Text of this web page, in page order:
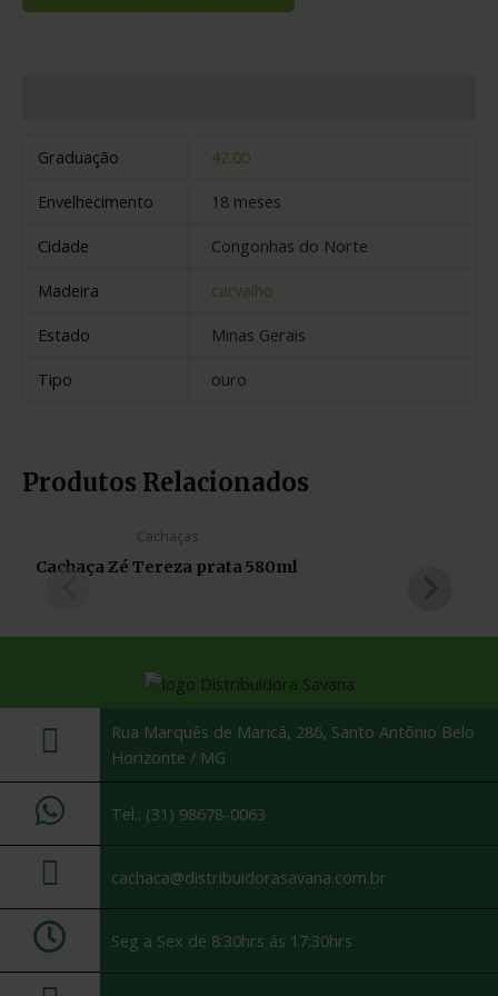
Graduação
42.00
Envelhecimento
18 meses
Cidade
Congonhas do Norte
Madeira
carvalho
Estado
Minas Gerais
Tipo
ouro
Produtos Relacionados
Cachaças
Cachaça Zé Tereza prata 580ml
Rua Marquês de Maricá, 286, Santo Antônio Belo
Horizonte / MG
Tel.: (31) 98678-0063
cachaca@distribuidorasavana.com.br
Seg a Sex de 8:30hrs ás 17:30hrs